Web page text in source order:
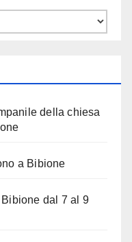
della chiesa
a Bibione
Bibione dal 7 al 9